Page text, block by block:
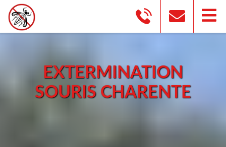
EXTERMINATION
SOURIS CHARENTE